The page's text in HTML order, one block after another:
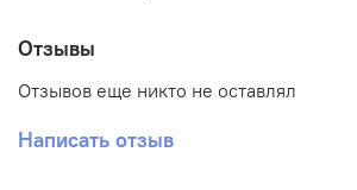
Отзывы
Отзывов еще никто не оставлял
Написать отзыв